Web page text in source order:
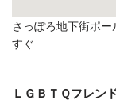
さっぽろ地下街ポ
すぐ
ＬＧＢＴＱフレン